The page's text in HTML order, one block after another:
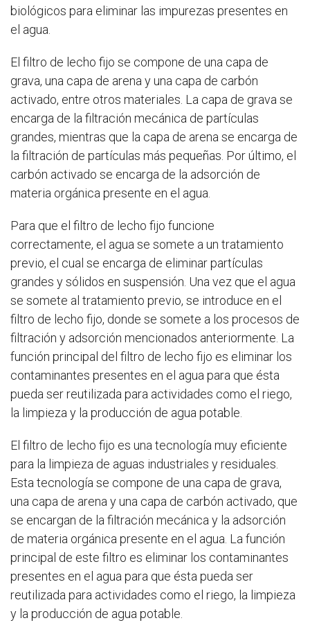
biológicos para eliminar las impurezas presentes en
el agua.
El filtro de lecho fijo se compone de una capa de
grava, una capa de arena y una capa de carbón
activado, entre otros materiales. La capa de grava se
encarga de la filtración mecánica de partículas
grandes, mientras que la capa de arena se encarga de
la filtración de partículas más pequeñas. Por último, el
carbón activado se encarga de la adsorción de
materia orgánica presente en el agua.
Para que el filtro de lecho fijo funcione
correctamente, el agua se somete a un tratamiento
previo, el cual se encarga de eliminar partículas
grandes y sólidos en suspensión. Una vez que el agua
se somete al tratamiento previo, se introduce en el
filtro de lecho fijo, donde se somete a los procesos de
filtración y adsorción mencionados anteriormente. La
función principal del filtro de lecho fijo es eliminar los
contaminantes presentes en el agua para que ésta
pueda ser reutilizada para actividades como el riego,
la limpieza y la producción de agua potable.
El filtro de lecho fijo es una tecnología muy eficiente
para la limpieza de aguas industriales y residuales.
Esta tecnología se compone de una capa de grava,
una capa de arena y una capa de carbón activado, que
se encargan de la filtración mecánica y la adsorción
de materia orgánica presente en el agua. La función
principal de este filtro es eliminar los contaminantes
presentes en el agua para que ésta pueda ser
reutilizada para actividades como el riego, la limpieza
y la producción de agua potable.